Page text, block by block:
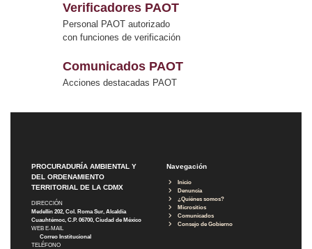
Verificadores PAOT
Personal PAOT autorizado
con funciones de verificación
Comunicados PAOT
Acciones destacadas PAOT
PROCURADURÍA AMBIENTAL Y
DEL ORDENAMIENTO
TERRITORIAL DE LA CDMX
DIRECCIÓN
Medellín 202, Col. Roma Sur, Alcaldía
Cuauhtémoc, C.P. 06700, Ciudad de México
WEB E-MAIL
Correo Institucional
TELÉFONO
Navegación
Inicio
Denuncia
¿Quiénes somos?
Micrositios
Comunicados
Consejo de Gobierno